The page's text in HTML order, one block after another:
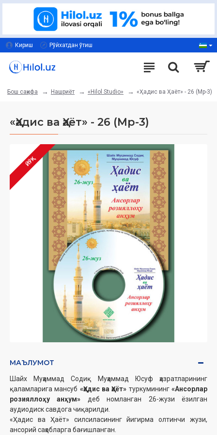
Кириш Рўйхатдан ўтиш
Бош саҳифа Нашриёт «Hilol Studio» «Ҳадис ва Ҳаёт» - 26 (Мp-3)
«Ҳадис ва Ҳаёт» - 26 (Мp-3)
ЙЎҚ
МАЪЛУМОТ
Шайх Муҳаммад Содиқ Муҳаммад Юсуф ҳазратларининг
қаламларига мансуб «Ҳадис ва Ҳаёт» туркумининг«Ансорлар
розияллоҳу анҳум» деб номланган 26-жузи ёзилган
аудиодиск савдога чиқарилди.
«Ҳадис ва Ҳаёт» силсиласининг йигирма олтинчи жузи,
ансорий саҳобларга бағишланган.